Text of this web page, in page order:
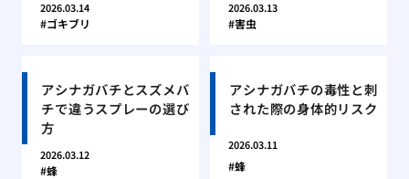
2026.03.14
ゴキブリ
2026.03.13
害虫
アシナガバチとスズメバ
チで違うスプレーの選び
方
2026.03.12
蜂
アシナガバチの毒性と刺
された際の身体的リスク
2026.03.11
蜂